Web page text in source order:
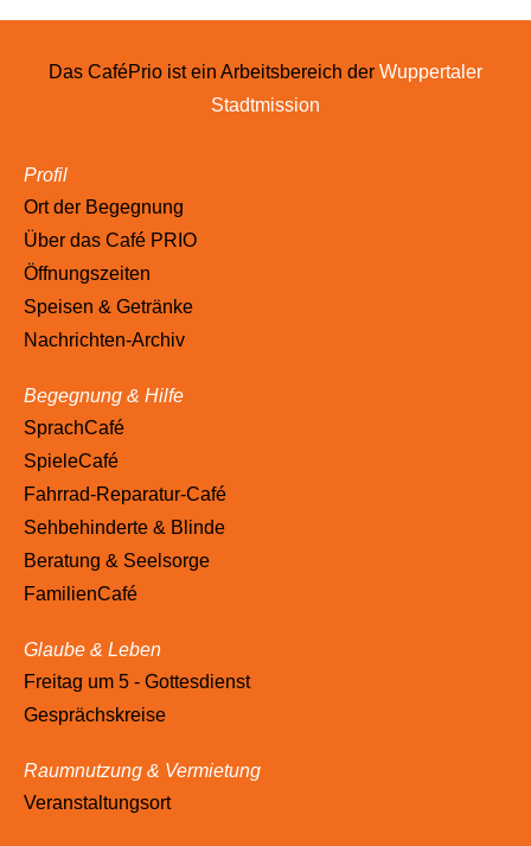
Das CaféPrio ist ein Arbeitsbereich der Wuppertaler
Stadtmission
Profil
Ort der Begegnung
Über das Café PRIO
Öffnungszeiten
Speisen & Getränke
Nachrichten-Archiv
Begegnung & Hilfe
SprachCafé
SpieleCafé
Fahrrad-Reparatur-Café
Sehbehinderte & Blinde
Beratung & Seelsorge
FamilienCafé
Glaube & Leben
Freitag um 5 - Gottesdienst
Gesprächskreise
Raumnutzung & Vermietung
Veranstaltungsort